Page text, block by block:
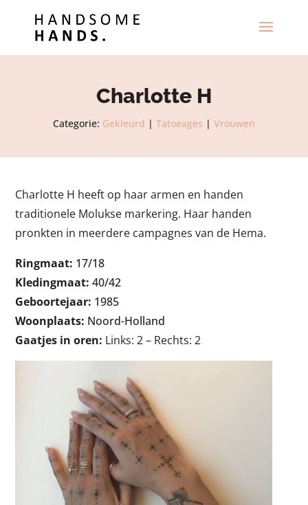
Charlotte H
Categorie: Gekleurd | Tatoeages | Vrouwen
Charlotte H heeft op haar armen en handen
traditionele Molukse markering. Haar handen
pronkten in meerdere campagnes van de Hema.
Ringmaat: 17/18
Kledingmaat: 40/42
Geboortejaar: 1985
Woonplaats: Noord-Holland
Gaatjes in oren: Links: 2 – Rechts: 2